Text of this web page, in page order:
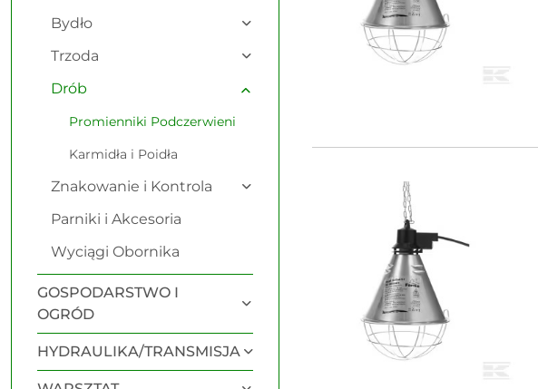
Bydło
Trzoda
Drób
Promienniki Podczerwieni
Karmidła i Poidła
Znakowanie i Kontrola
Parniki i Akcesoria
Wyciągi Obornika
GOSPODARSTWO I
OGRÓD
HYDRAULIKA/TRANSMISJA